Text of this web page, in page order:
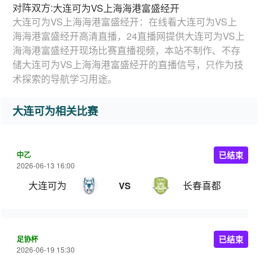
对阵双方:大连可为VS上海海港富盛经开
大连可为VS上海海港富盛经开：在线看大连可为VS上
海海港富盛经开高清直播，24直播网提供大连可为VS上
海海港富盛经开现场比赛直播视频，本站不制作、不存
储大连可为VS上海海港富盛经开的直播信号，只作为技
术探索的导航学习用途。
大连可为相关比赛
中乙
2026-06-13 16:00
大连可为 VS 长春喜都
已结束
足协杯
2026-06-19 15:30
已结束